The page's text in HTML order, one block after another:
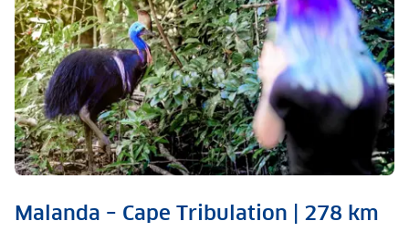
Malanda – Cape Tribulation | 278 km